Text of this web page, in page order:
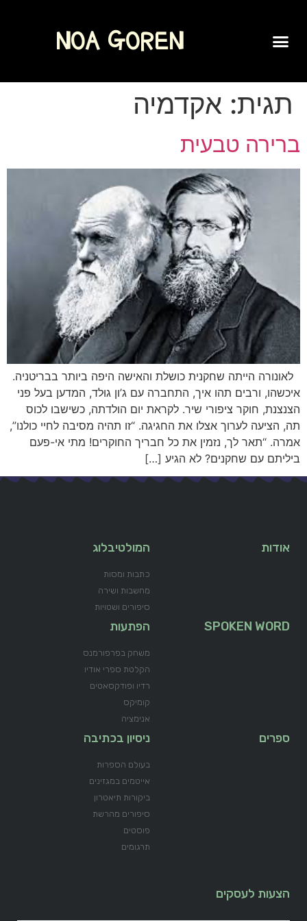
NOA GOREN
תגית: אקדמיה
ברירה טבעית
לאונורה הייתה שחקנית כושלת והאישה היפה ביותר בבריטניה.
איכשהו, ורבים תהו איך, התחברה עם ג’ון גוּ‏לד, המדען בעל פני
הצנצנת, חוקר ציפורי שיר. לקראת יום הולדתה, כשישבו לכוס
תה, הציעה לערוך אצלו את החגיגה. “זו תהיה מסיבה לחיי כולנו”,
אמרה. “תאר לך, נזמין את כל חבריך החוקרים! מתי אי-פעם
ביליתם עם שחקנים? לא הגיע […]
אודות המולטיבלוג
כתבות ומסות
מחשבות ושירה
סיפורים ושטויות
SPOKEN WORD הפתעות
משחק בפרפורמנס
הקלטת ספרי אודיו
רדיו ופודקסאטים
קומיקס
אנימציה
ספרים ניסיון בכתיבה
בעולם הספרות
אייטמים במגזינים
ביקורות תיאטרון
סיפורים מהרשת
פוסטים
תרגומים
הצעות לעסקים